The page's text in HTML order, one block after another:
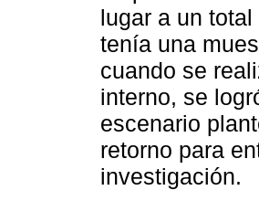
lugar a un
tenía una
cuando se
interno, se
escenario
retorno para
investigación.